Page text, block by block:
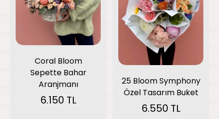
Coral Bloom
Sepette Bahar
Aranjmanı
6.150 TL
25 Bloom Symphony
Özel Tasarım Buket
6.550 TL